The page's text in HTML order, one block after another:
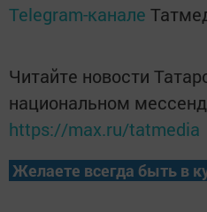
Telegram-канале
Читайте новости
национальном
https://max.ru/tatmedia
Желаете всегда быть в